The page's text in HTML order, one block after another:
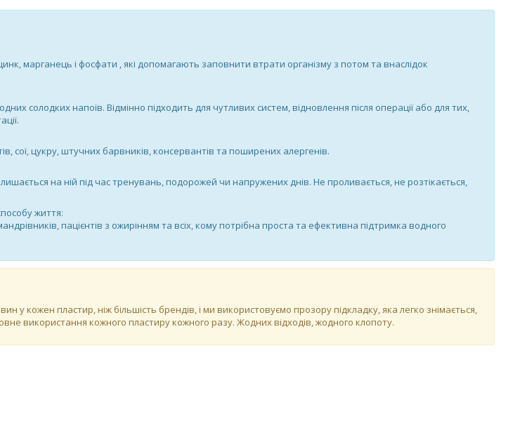
цинк, марганець і фосфати , які допомагають заповнити втрати організму з потом та внаслідок
солодких напоїв. Відмінно підходить для чутливих систем, відновлення після операції або для тих,
сої, цукру, штучних барвників, консервантів та поширених алергенів.
на ній під час тренувань, подорожей чи напружених днів. Не проливається, не розтікається,
життя:
пацієнтів з ожирінням та всіх, кому потрібна проста та ефективна підтримка водного
у кожен пластир, ніж більшість брендів, і ми використовуємо прозору підкладку, яка легко знімається,
використання кожного пластиру кожного разу. Жодних відходів, жодного клопоту.